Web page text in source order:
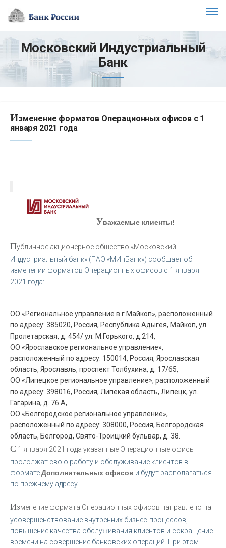
Московский Индустриальный
Банк
Изменение форматов Операционных офисов с 1
января 2021 года
Уважаемые клиенты!
Публичное акционерное общество «Московский
Индустриальный банк» (ПАО «МИнБанк») сообщает об
изменении форматов Операционных офисов с 1 января
2021 года:
ОО «Региональное управление в г.Майкоп», расположенный
по адресу: 385020, Россия, Республика Адыгея, Майкоп, ул.
Пролетарская, д. 454/ ул. М.Горького, д.214,
ОО «Ярославское региональное управление»,
расположенный по адресу: 150014, Россия, Ярославская
область, Ярославль, проспект Толбухина, д. 17/65,
ОО «Липецкое региональное управление», расположенный
по адресу: 398016, Россия, Липекая область, Липецк, ул.
Гагарина, д. 76 А,
ОО «Белгородское региональное управление»,
расположенный по адресу: 308000, Россия, Белгородская
область, Белгород, Свято-Троицкий бульвар, д. 38.
С 1 января 2021 года указанные Операционные офисы
продолжат свою работу и обслуживание клиентов в
форматеДополнительных офисов и будут располагаться
по прежнему адресу.
Изменение формата Операционных офисов направлено на
усовершенствование внутренних бизнес-процессов,
повышение качества обслуживания клиентов и сокращение
времени на совершение банковских операций. При этом